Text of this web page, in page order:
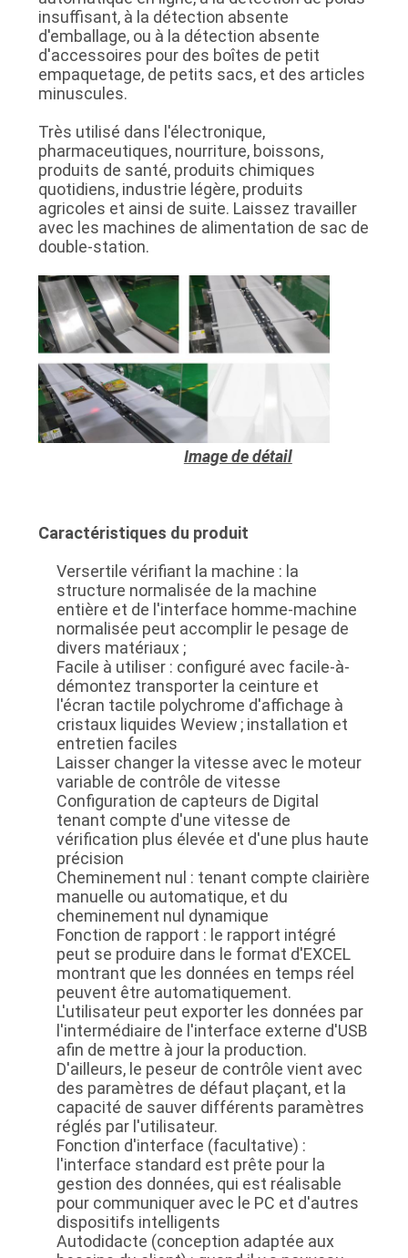
insuffisant, à la détection absente
d'emballage, ou à la détection absente
d'accessoires pour des boîtes de petit
empaquetage, de petits sacs, et des articles
minuscules.
Très utilisé dans l'électronique,
pharmaceutiques, nourriture, boissons,
produits de santé, produits chimiques
quotidiens, industrie légère, produits
agricoles et ainsi de suite. Laissez travailler
avec les machines de alimentation de sac de
double-station.
Image de détail
Caractéristiques du produit
Versertile vérifiant la machine : la
structure normalisée de la machine
entière et de l'interface homme-machine
normalisée peut accomplir le pesage de
divers matériaux ;
Facile à utiliser : configuré avec facile-à-
démontez transporter la ceinture et
l'écran tactile polychrome d'affichage à
cristaux liquides Weview ; installation et
entretien faciles
Laisser changer la vitesse avec le moteur
variable de contrôle de vitesse
Configuration de capteurs de Digital
tenant compte d'une vitesse de
vérification plus élevée et d'une plus haute
précision
Cheminement nul : tenant compte clairière
manuelle ou automatique, et du
cheminement nul dynamique
Fonction de rapport : le rapport intégré
peut se produire dans le format d'EXCEL
montrant que les données en temps réel
peuvent être automatiquement.
L'utilisateur peut exporter les données par
l'intermédiaire de l'interface externe d'USB
afin de mettre à jour la production.
D'ailleurs, le peseur de contrôle vient avec
des paramètres de défaut plaçant, et la
capacité de sauver différents paramètres
réglés par l'utilisateur.
Fonction d'interface (facultative) :
l'interface standard est prête pour la
gestion des données, qui est réalisable
pour communiquer avec le PC et d'autres
dispositifs intelligents
Autodidacte (conception adaptée aux